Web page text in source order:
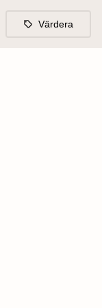
Värdera